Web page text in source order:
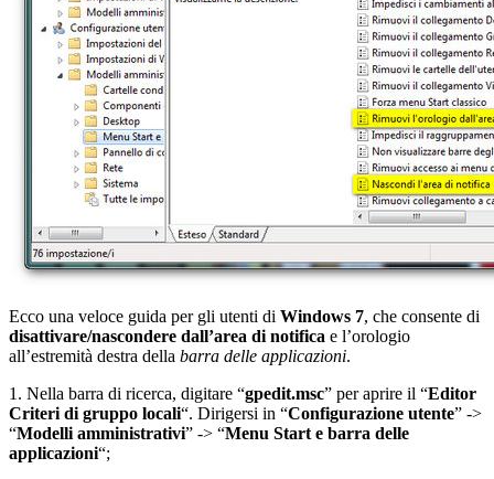
Ecco una veloce guida per gli utenti di Windows 7, che consente di
disattivare/nascondere dall’area di notifica e l’orologio
all’estremità destra della barra delle applicazioni.
1. Nella barra di ricerca, digitare “gpedit.msc” per aprire il “Editor
Criteri di gruppo locali“. Dirigersi in “Configurazione utente” ->
“Modelli amministrativi” -> “Menu Start e barra delle
applicazioni“;